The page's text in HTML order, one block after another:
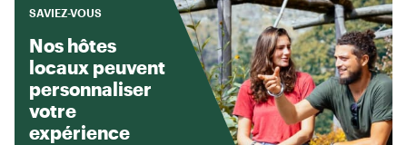
SAVIEZ-VOUS
Nos hôtes
locaux peuvent
personnaliser
votre
expérience